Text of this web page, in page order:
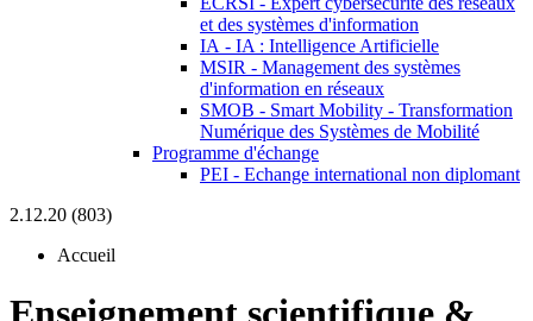
et des systèmes d'information
IA - IA : Intelligence Artificielle
MSIR - Management des systèmes
d'information en réseaux
SMOB - Smart Mobility - Transformation
Numérique des Systèmes de Mobilité
Programme d'échange
PEI - Echange international non diplomant
2.12.20 (803)
Accueil